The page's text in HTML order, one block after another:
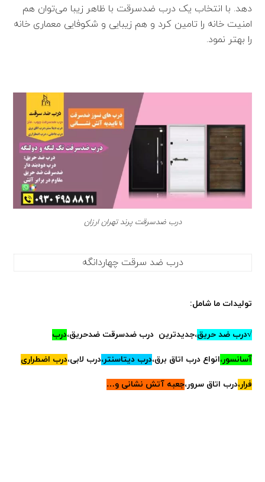
دهد. با انتخاب یک درب ضدسرقت با ظاهر زیبا می‌توان هم
امنیت خانه را تامین کرد و هم زیبایی و شکوفایی معماری خانه
را بهتر نمود.
درب ضدسرقت پرند تهران ارزان
درب ضد سرقت چهاردانگه
تولیدات ما شامل:
√درب ضد حریق،جدیدترین درب ضدسرقت ضدحریق،درب
آسانسور،انواعدرب اتاق برق،درب دیتاسنتر،درب لابی،درب اضطراری
فرار،درب اتاق سرور،جعبه آتش نشانی و…